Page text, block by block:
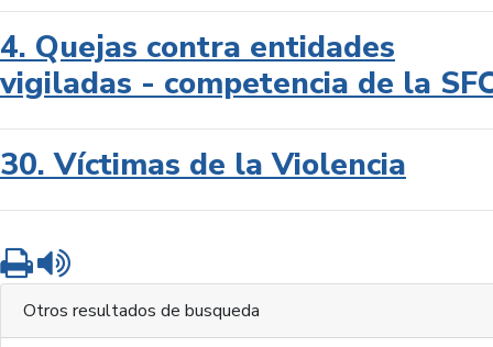
4. Quejas contra entidades
vigiladas - competencia de la
30. Víctimas de la Violencia
Imprimir
Otros resultados de busqueda